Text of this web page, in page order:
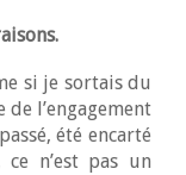
si je sortais du
l’engagement
été encarté
n’est pas un